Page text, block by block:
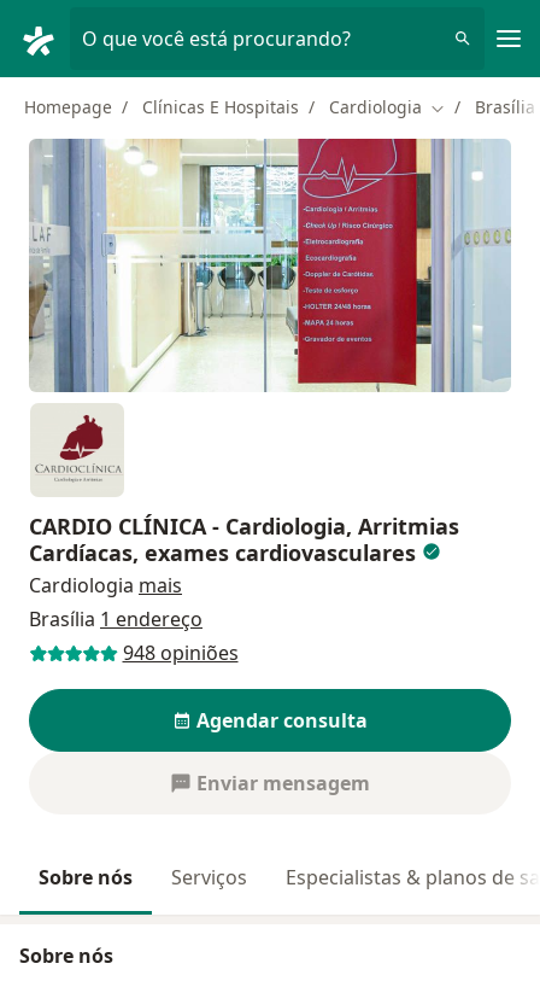
O que você está procurando?
Homepage Clínicas E Hospitais Cardiologia Mudar de
Brasília
CARDIO CLÍNICA - Cardiologia, Arritmias
Cardíacas, exames cardiovasculares
Cardiologia mais
Brasília 1 endereço
948 opiniões
Agendar consulta
Enviar mensagem
Sobre nós Serviços Especialistas & planos de
Sobre nós